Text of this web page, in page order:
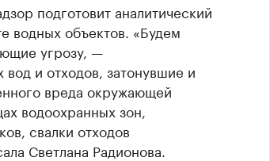
подготовит аналитический
водных объектов. «Будем
угрозу, —
и отходов, затонувшие и
вреда окружающей
водоохранных зон,
свалки отходов
Светлана Радионова.